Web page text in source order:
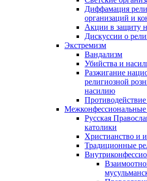
Диффамация
организаций и
Акции в защиту
Дискуссии о
Экстремизм
Вандализм
Убийства и
Разжигание
религиозной
насилию
Русская
католики
Христианство и
Традиционные